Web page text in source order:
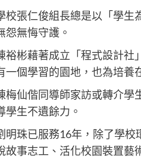
校張仁俊組長總是以「學
怨無悔守護。
裕彬藉著成立「程式設計
一個學習的園地，也為培養
梅仙偕同導師家訪或轉介
學生不遺餘力。
明珠已服務16年，除了學
故事志工、活化校園裝置藝